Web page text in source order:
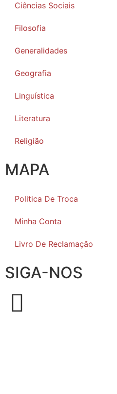
Ciências Sociais
Filosofia
Generalidades
Geografia
Linguística
Literatura
Religião
MAPA
Politica De Troca
Minha Conta
Livro De Reclamação
SIGA-NOS